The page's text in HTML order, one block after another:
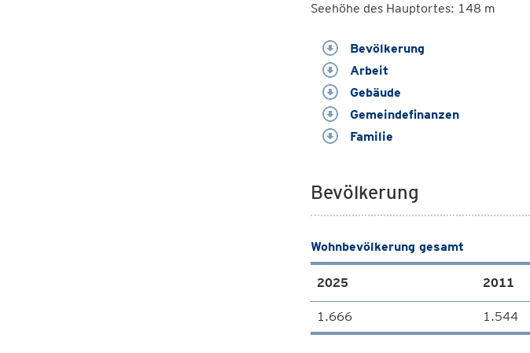
Seehöhe des Hauptortes: 148 m
Bevölkerung
Arbeit
Gebäude
Gemeindefinanzen
Familie
Bevölkerung
Wohnbevölkerung gesamt
2025 2011
1.666 1.544